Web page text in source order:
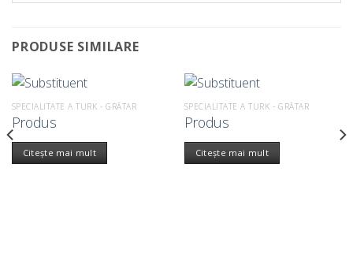
PRODUSE SIMILARE
SPECIALITATE A TURK - GRĂTAR
Produs
Citește mai mult
SPECIALITATE A TURK - GRĂTAR
Produs
Citește mai mult